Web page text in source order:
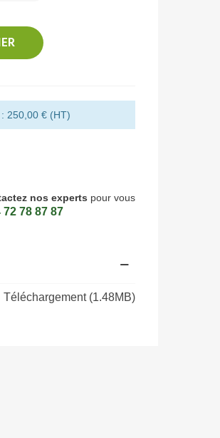
250,00 € (HT)
nos experts pour vous
72 78 87 87
Téléchargement (1.48MB)